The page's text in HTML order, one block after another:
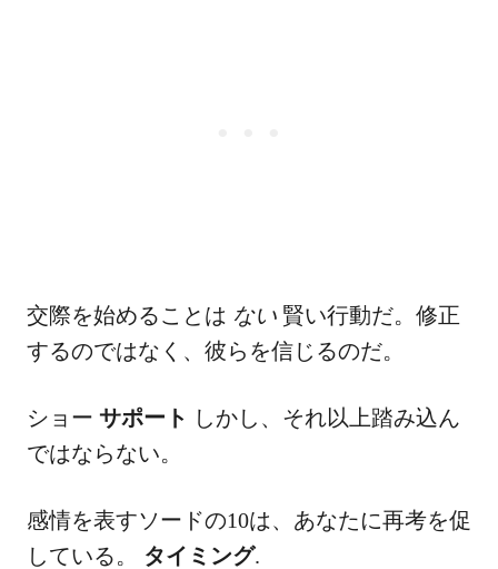
交際を始めることは ない 賢い行動だ。修正
するのではなく、彼らを信じるのだ。
ショー サポート しかし、それ以上踏み込ん
ではならない。
感情を表すソードの10は、あなたに再考を促
している。 タイミング.